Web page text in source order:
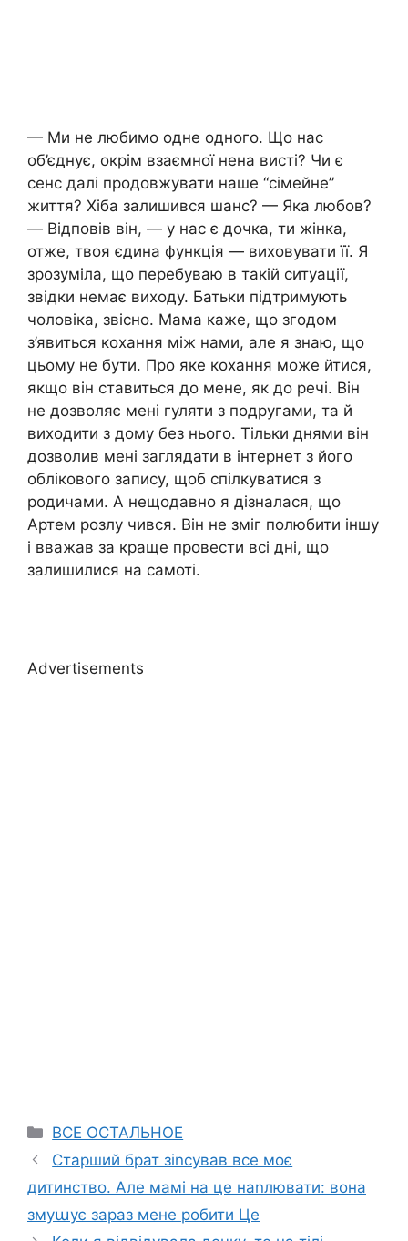
— Ми не любимо одне одного. Що нас
об’єднує, окрім взаємної нена висті? Чи є
сенс далі продовжувати наше “сімейне”
життя? Хіба залишився шанс? — Яка любов?
— Відповів він, — у нас є дочка, ти жінка,
отже, твоя єдина функція — виховувати її. Я
зрозуміла, що перебуваю в такій ситуації,
звідки немає виходу. Батьки підтримують
чоловіка, звісно. Мама каже, що згодом
з’явиться кохання між нами, але я знаю, що
цьому не бути. Про яке кохання може йтися,
якщо він ставиться до мене, як до речі. Він
не дозволяє мені гуляти з подругами, та й
виходити з дому без нього. Тільки днями він
дозволив мені заглядати в інтернет з його
облікового запису, щоб спілкуватися з
родичами. А нещодавно я дізналася, що
Артем розлу чився. Він не зміг полюбити іншу
і вважав за краще провести всі дні, що
залишилися на самоті.
Advertisements
Categories
ВСЕ ОСТАЛЬНОЕ
Старший брат зіnсував все моє
дитинство. Але мамі на це наnлювати: вона
змуաує зараз мене робити Це